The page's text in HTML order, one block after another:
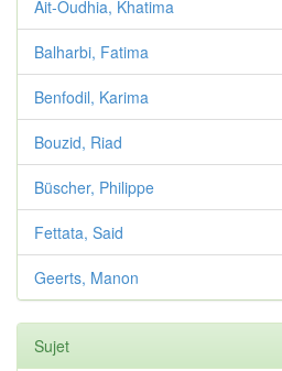
Ait-Oudhia, Khatima
Balharbi, Fatima
Benfodil, Karima
Bouzid, Riad
Büscher, Philippe
Fettata, Said
Geerts, Manon
Sujet